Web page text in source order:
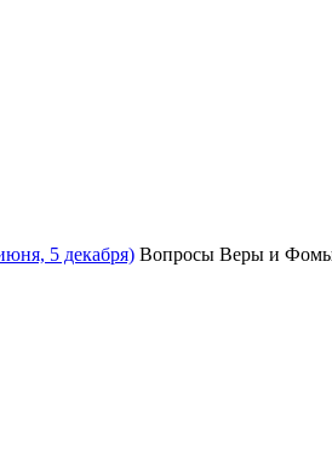
5 декабря) Вопросы Веры и